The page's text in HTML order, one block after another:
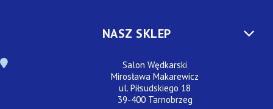
NASZ SKLEP
Salon Wędkarski
Mirosława Makarewicz
ul. Piłsudskiego 18
39-400 Tarnobrzeg